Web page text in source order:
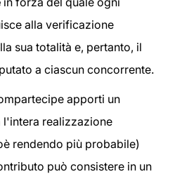
alla verificazione
sua totalità e, pertanto, il
a ciascun concorrente.
apporti un
realizzazione
rendendo più probabile)
può consistere in un